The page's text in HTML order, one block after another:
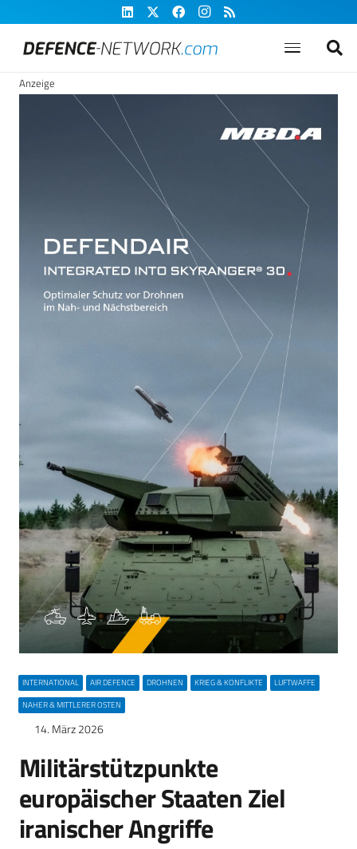
Anzeige
INTERNATIONAL AIR DEFENCE DROHNEN KRIEG & KONFLIKTE
LUFTWAFFE
NAHER & MITTLERER OSTEN
14. März 2026
Militärstützpunkte
europäischer Staaten Ziel
iranischer Angriffe